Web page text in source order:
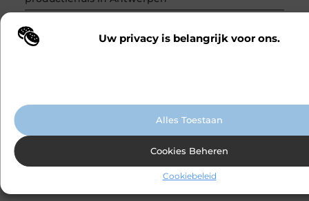
Uw privacy is belangrijk voor ons.
Wij maken gebruik van cookies en vergelijkbare technologieën om te
Alles Toestaan
Cookies Beheren
Cookiebeleid
Sluit je aan bij een ondersteunende community waar je
leert, groeit en ontdekt. Krijg tips, feedback en inspiratie